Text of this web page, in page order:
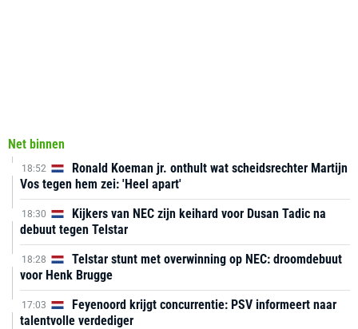
Net binnen
18:52
Ronald Koeman jr. onthult wat scheidsrechter Martijn
Vos tegen hem zei: 'Heel apart'
18:30
Kijkers van NEC zijn keihard voor Dusan Tadic na
debuut tegen Telstar
18:28
Telstar stunt met overwinning op NEC: droomdebuut
voor Henk Brugge
17:03
Feyenoord krijgt concurrentie: PSV informeert naar
talentvolle verdediger